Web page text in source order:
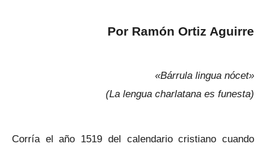
Por Ramón Ortiz Aguirre
«Bárrula lingua nócet»
(La lengua charlatana es funesta)
Corría el año 1519 del calendario cristiano cuando